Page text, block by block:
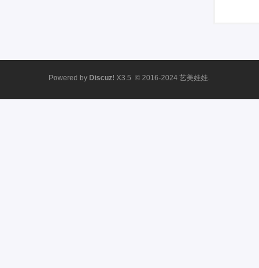
Powered by Discuz! X3.5 © 2016-2024 艺美娃娃.